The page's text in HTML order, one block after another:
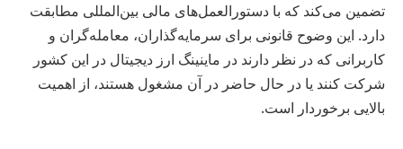
تضمین می‌کند که با دستورالعمل‌های مالی بین‌المللی مطابقت
دارد. این وضوح قانونی برای سرمایه‌گذاران، معامله‌گران و
کاربرانی که در نظر دارند در ماینینگ ارز دیجیتال در این کشور
شرکت کنند یا در حال حاضر در آن مشغول هستند، از اهمیت
بالایی برخوردار است.